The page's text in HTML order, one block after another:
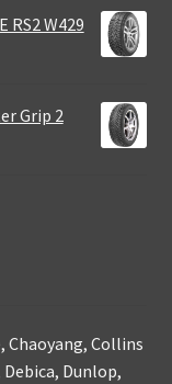
RS2 W429
Grip 2
Chaoyang, Collins
Dunlop,